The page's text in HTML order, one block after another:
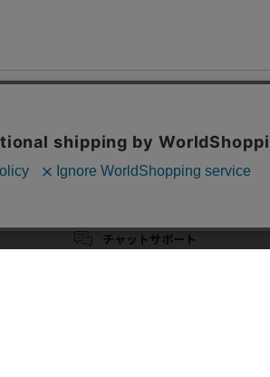
CUSTOMER SERVICE
チャットサポート
してCookieを使用しています。